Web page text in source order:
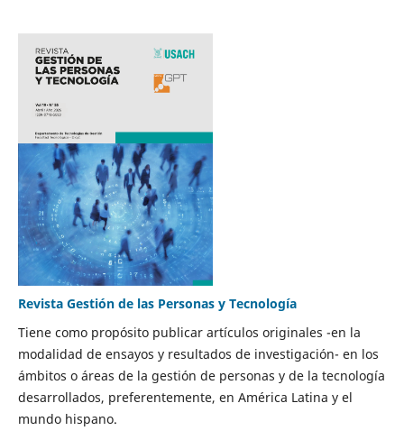
Revista Gestión de las Personas y Tecnología
Tiene como propósito publicar artículos originales -en la
modalidad de ensayos y resultados de investigación- en los
ámbitos o áreas de la gestión de personas y de la tecnología
desarrollados, preferentemente, en América Latina y el
mundo hispano.